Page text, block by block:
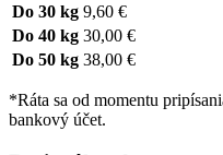
Do 30 kg 9,60 €
Do 40 kg 30,00 €
Do 50 kg 38,00 €
*Ráta sa od momentu
bankový účet.